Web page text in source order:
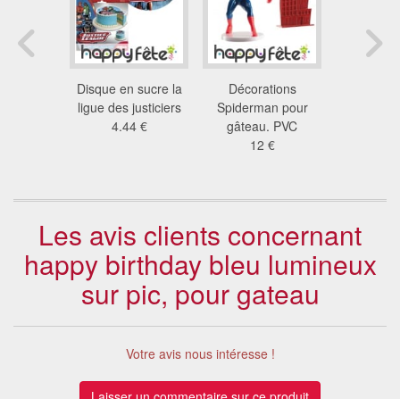
Disque en sucre la
ligue des justiciers
4.44 €
Décorations
Spiderman pour
gâteau. PVC
12 €
Les avis clients concernant
happy birthday bleu lumineux
sur pic, pour gateau
Votre avis nous intéresse !